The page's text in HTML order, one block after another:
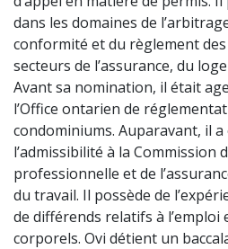
dans les domaines de
conformité et du règlement
secteurs de l’assurance, du
Avant sa nomination, il était
l’Office ontarien de
condominiums. Auparavant, il
l’admissibilité à la Commission
professionnelle et de
du travail. Il possède de
de différends relatifs à l’emploi
corporels. Ovi détient un